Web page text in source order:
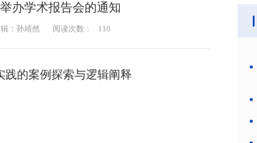
办学术报告会的通知
：孙靖然 阅读次数： 110
的案例探索与逻辑阐释